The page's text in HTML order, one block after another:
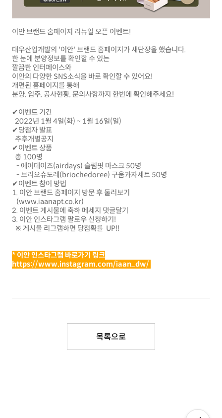
이안 브랜드 홈페이지 리뉴얼 오픈 이벤트!
대우산업개발의 '이안' 브랜드 홈페이지가 새단장을 했습니다.
한 눈에 분양정보를 확인할 수 있는
깔끔한 인터페이스와
이안의 다양한 SNS소식을 바로 확인할 수 있어요!
개편된 홈페이지를 통해
분양, 입주, 공사현황, 문의사항까지 한번에 확인해주세요!
✔이벤트 기간
2022년 1월 4일(화) ~ 1월 16일(일)
✔당첨자 발표
추후개별공지
✔이벤트 상품
총 100명
- 에어데이즈(airdays) 슬림핏 마스크 50명
- 브리오슈도레(briochedoree) 구움과자세트 50명
✔이벤트 참여 방법
1. 이안 브랜드 홈페이지 방문 후 둘러보기
(www.iaanapt.co.kr)
2. 이벤트 게시물에 축하 메세지 댓글달기
3. 이안 인스타그램 팔로우 신청하기!
※ 게시물 리그램하면 당첨확률 UP!!
* 이안 인스타그램 바로가기 링크
https://www.instagram.com/iaan_dw/
목록으로